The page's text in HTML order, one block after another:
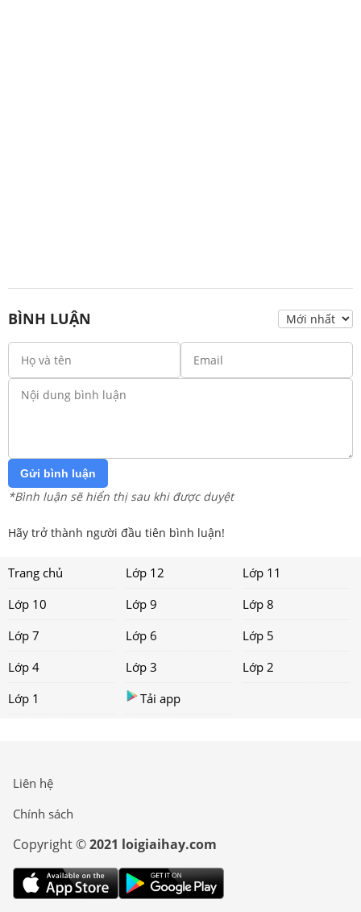
BÌNH LUẬN
Gửi bình luận
*Bình luận sẽ hiển thị sau khi được duyệt
Hãy trở thành người đầu tiên bình luận!
Trang chủ Lớp 12
Lớp 11
Lớp 10
Lớp 9
Lớp 8
Lớp 7
Lớp 6
Lớp 5
Lớp 4
Lớp 3
Lớp 2
Lớp 1
Tải app
Liên hệ
Chính sách
Copyright ©2021 loigiaihay.com